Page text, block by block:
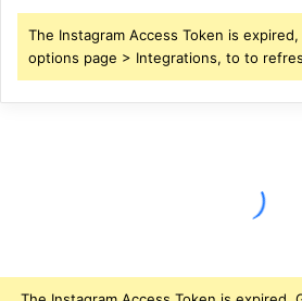
The Instagram Access Token is
options page > Integrations, to to